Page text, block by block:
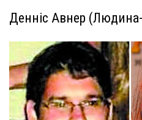
Денніс Авнер (Людина-